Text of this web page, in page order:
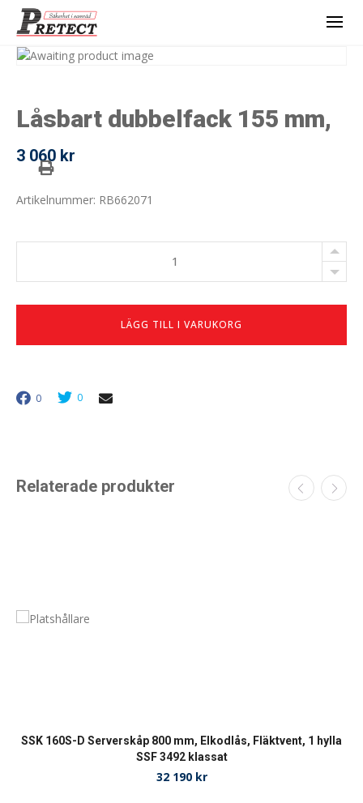
Låsbart dubbelfack 155 mm,
3 060 kr
Artikelnummer: RB662071
155
mm,
LÄGG TILL I VARUKORG
0 0
Relaterade produkter
SSK 160S-D Serverskåp 800 mm, Elkodlås, Fläktvent, 1 hylla
SSF 3492 klassat
32 190 kr